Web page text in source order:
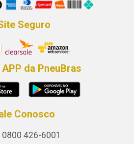
Seguro
da PneuBras
Conosco
0800 426-6001